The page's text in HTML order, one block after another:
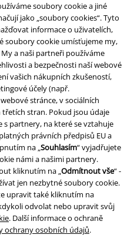
soubory cookie a jiné
jako „soubory cookies“. Tyto
informace o uživatelích,
soubory cookie umísťujeme my,
a naši partneři používáme
a bezpečnosti naší webové
vašich nákupních zkušeností,
účely (např.
stránce, v sociálních
stran. Pokud jsou údaje
s partnery, na které se vztahuje
právních předpisů EU a
na „Souhlasím“ vyjadřujete
námi a našimi partnery.
kliknutím na „Odmítnout vše“ -
jen nezbytné soubory cookie.
upravit také kliknutím na
odvolat nebo upravit svůj
. Další informace o ochraně
ochrany osobních údajů.